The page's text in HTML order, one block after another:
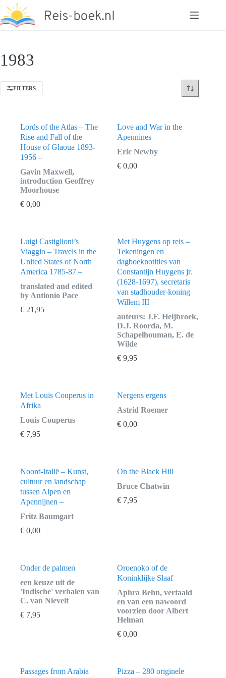
naar
de
1983
FILTERS
Lords of the Atlas – The
Rise and Fall of the
House of Glaoua 1893-
1956 –
Gavin Maxwell,
introduction Geoffrey
Moorhouse
€ 0,00
Love and War in the
Apennines
Eric Newby
€ 0,00
Luigi Castiglioni’s
Viaggio – Travels in the
United States of North
America 1785-87 –
translated and edited
by Antionio Pace
€ 21,95
Met Huygens op reis –
Tekeningen en
dagboeknotities van
Constantijn Huygens jr.
(1628-1697), secretaris
van stadhouder-koning
Willem III –
auteurs: J.F. Heijbroek,
D.J. Roorda, M.
Schapelhouman, E. de
Wilde
€ 9,95
Met Louis Couperus in
Afrika
Louis Couperus
€ 7,95
Nergens ergens
Astrid Roemer
€ 0,00
Noord-Italië – Kunst,
cultuur en landschap
tussen Alpen en
Apennijnen –
Fritz Baumgart
€ 0,00
On the Black Hill
Bruce Chatwin
€ 7,95
Onder de palmen
een keuze uit de
'Indische' verhalen van
C. van Nievelt
€ 7,95
Oroenoko of de
Koninklijke Slaaf
Aphra Behn, vertaald
en van een nawoord
voorzien door Albert
Helman
€ 0,00
Passages from Arabia
Pizza – 280 originele